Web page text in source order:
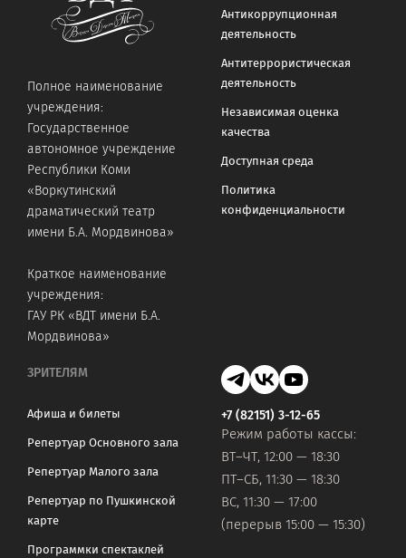
Полное наименование
учреждения:
Государственное
автономное учреждение
Республики Коми
«Воркутинский
драматический театр
имени Б.А. Мордвинова»
Краткое наименование
учреждения:
ГАУ РК «ВДТ имени Б.А.
Мордвинова»
Антикоррупционная
деятельность
Антитеррористическая
деятельность
Независимая оценка
качества
Доступная среда
Политика
конфиденциальности
ЗРИТЕЛЯМ
Афиша и билеты
Репертуар Основного зала
Репертуар Малого зала
Репертуар по Пушкинской
карте
Программки спектаклей
+7 (82151) 3-12-65
Режим работы кассы:
ВТ–ЧТ, 12:00 — 18:30
ПТ–СБ, 11:30 — 18:30
ВС, 11:30 — 17:00
(перерыв 15:00 — 15:30)